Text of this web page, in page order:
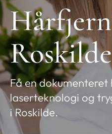
Roskilde
Få en
laserteknologi og
i Roskilde.